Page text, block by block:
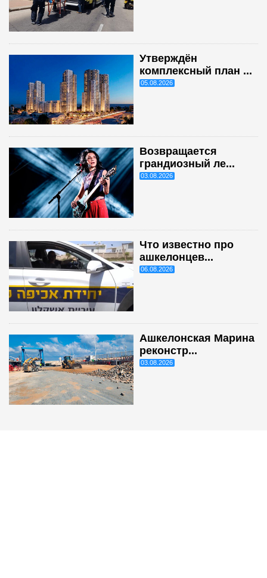
Утверждён
комплексный план ...
05.08.2026
Возвращается
грандиозный ле...
03.08.2026
Что известно про
ашкелонцев...
06.08.2026
Ашкелонская Марина
реконстр...
03.08.2026